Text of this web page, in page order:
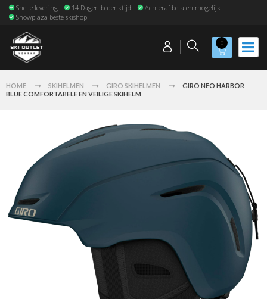
Snelle levering 14 Dagen bedenktijd
Achteraf betalen mogelijk
Snowplaza beste skishop
0
HOME SKIHELMEN GIRO SKIHELMEN
GIRO NEO HARBOR
BLUE COMFORTABELE EN VEILIGE SKIHELM